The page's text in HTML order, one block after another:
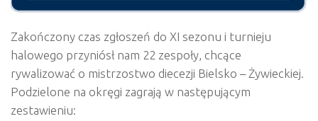
Zakończony czas zgłoszeń do XI sezonu i turnieju
halowego przyniósł nam 22 zespoły, chcące
rywalizować o mistrzostwo diecezji Bielsko – Żywieckiej.
Podzielone na okręgi zagrają w następującym
zestawieniu: